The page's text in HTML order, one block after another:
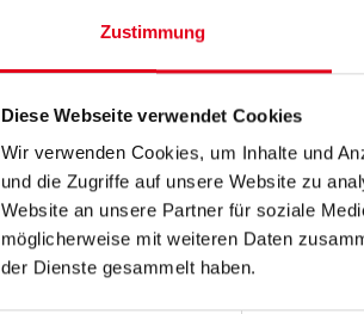
Zustimmung
Diese Webseite verwendet Cookies
Wir verwenden Cookies, um Inhalte und
und die Zugriffe auf unsere Website zu
Website an unsere Partner für soziale
möglicherweise mit weiteren Daten
der Dienste gesammelt haben.